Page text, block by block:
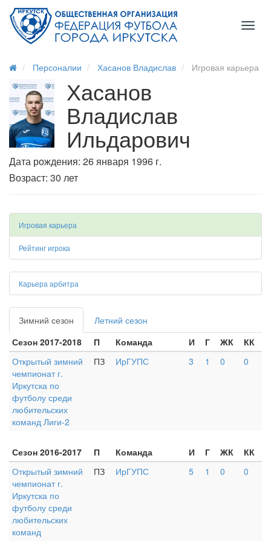
Персоналии Хасанов Владислав Игровая карьера
Хасанов
Владислав
Ильдарович
Дата рождения: 26 января 1996 г.
Возраст: 30 лет
Игровая карьера
Рейтинг игрока
Карьера арбитра
Зимний сезон
Летний сезон
Сезон 2017-2018
П Команда И Г ЖК
КК
Открытый зимний
чемпионат г.
Иркутска по
футболу среди
любительских
команд Лиги-2
ПЗ ИрГУПС 3 1 0 0
Сезон 2016-2017 П Команда И Г ЖК
КК
Открытый зимний
чемпионат г.
Иркутска по
футболу среди
любительских
команд
ПЗ ИрГУПС 5 1 0 0